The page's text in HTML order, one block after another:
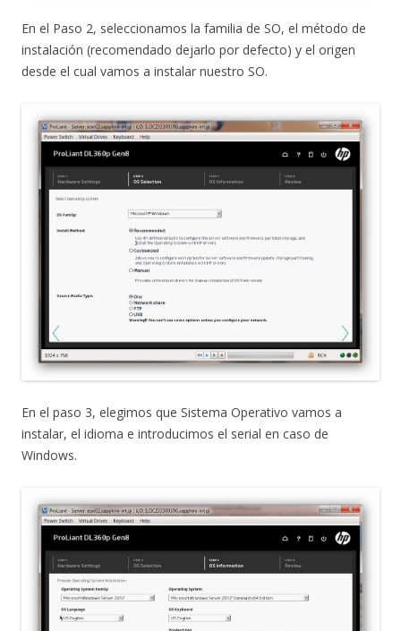
En el Paso 2, seleccionamos la familia de SO, el método de
instalación (recomendado dejarlo por defecto) y el origen
desde el cual vamos a instalar nuestro SO.
En el paso 3, elegimos que Sistema Operativo vamos a
instalar, el idioma e introducimos el serial en caso de
Windows.